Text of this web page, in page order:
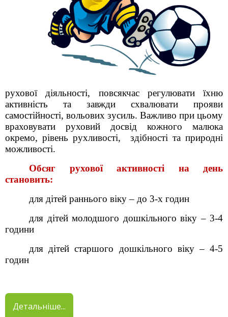
рухової діяльності, повсякчас регулювати їхню
активність та завжди схвалювати прояви
самостійності, вольових зусиль. Важливо при цьому
враховувати руховий досвід кожного малюка
окремо, рівень рухливості, здібності та природні
можливості.
Обсяг рухової активності на день
становить:
для дітей раннього віку – до 3-х годин
для дітей молодшого дошкільного віку – 3-4
години
для дітей старшого дошкільного віку – 4-5
годин
Детальніше...